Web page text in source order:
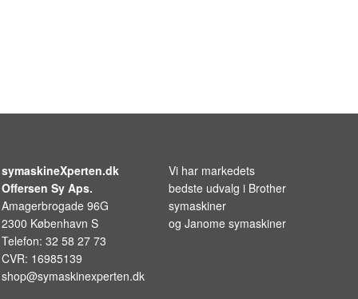
symaskineXperten.dk
Offersen Sy Aps.
Amagerbrogade 96G
2300 København S
Telefon: 32 58 27 73
CVR: 16985139
shop@symaskinexperten.dk
Vi har markedets
bedste udvalg i Brother
symaskiner
og Janome symaskiner